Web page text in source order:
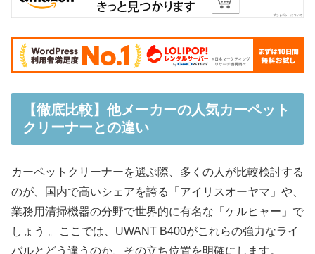
【徹底比較】他メーカーの人気カーペット
クリーナーとの違い
カーペットクリーナーを選ぶ際、多くの人が比較検討する
のが、国内で高いシェアを誇る「アイリスオーヤマ」や、
業務用清掃機器の分野で世界的に有名な「ケルヒャー」で
しょう 。ここでは、UWANT B400がこれらの強力なライ
バルとどう違うのか、その立ち位置を明確にします。​